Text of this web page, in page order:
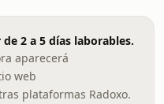
2 a 5 días laborables.
aparecerá
web
plataformas Radoxo.